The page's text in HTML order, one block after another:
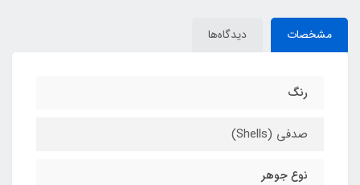
مشخصات دیدگاه‌ها
رنگ
صدفی (Shells)
نوع جوهر